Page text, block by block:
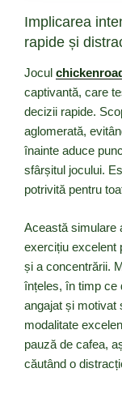
Implicarea
rapide și
Jocul
captivantă, care
decizii rapide.
aglomerată,
înainte aduce
sfârșitul jocului.
potrivită pentru
Această simulare
exercițiu excelent
și a concentrării.
înțeles, în timp ce
angajat și motivat
modalitate
pauză de cafea,
căutând o